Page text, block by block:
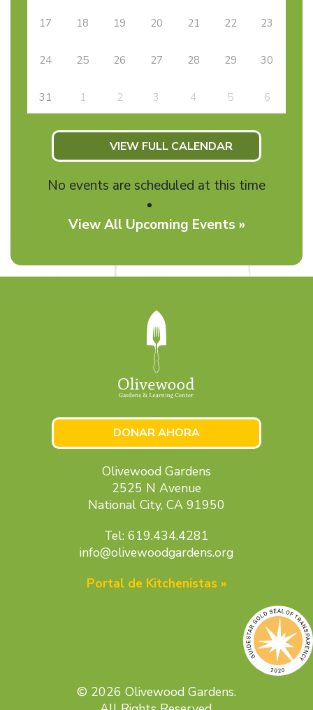
17 18 19 20 21 22 23
24 25 26 27 28 29 30
31 1 2 3 4 5 6
VIEW FULL CALENDAR
No events are scheduled at this time
View All Upcoming Events »
DONAR AHORA
Olivewood Gardens
2525 N Avenue
National City, CA 91950
Tel: 619.434.4281
info@olivewoodgardens.org
Portal de Kitchenistas »
© 2026 Olivewood Gardens.